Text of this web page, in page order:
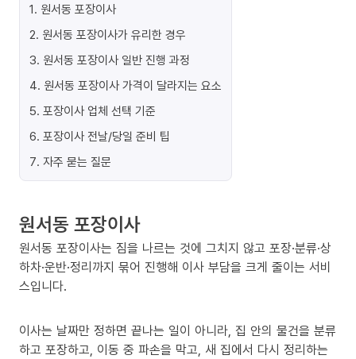
1. 원서동 포장이사
2. 원서동 포장이사가 유리한 경우
3. 원서동 포장이사 일반 진행 과정
4. 원서동 포장이사 가격이 달라지는 요소
5. 포장이사 업체 선택 기준
6. 포장이사 전날/당일 준비 팁
7. 자주 묻는 질문
원서동 포장이사
원서동 포장이사는 짐을 나르는 것에 그치지 않고 포장·분류·상
하차·운반·정리까지 묶어 진행해 이사 부담을 크게 줄이는 서비
스입니다.
이사는 날짜만 정하면 끝나는 일이 아니라, 집 안의 물건을 분류
하고 포장하고, 이동 중 파손을 막고, 새 집에서 다시 정리하는